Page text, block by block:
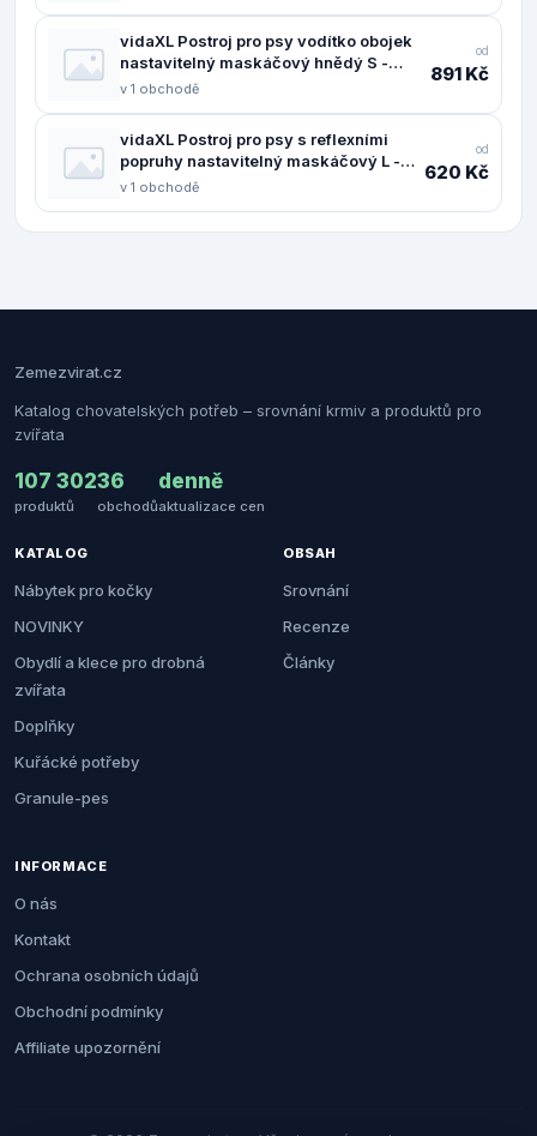
vidaXL Postroj pro psy vodítko obojek
nastavitelný maskáčový hnědý S -
11461.4013383
v 1 obchodě
od
891 Kč
vidaXL Postroj pro psy s reflexními
popruhy nastavitelný maskáčový L -
11461.4013373
v 1 obchodě
od
620 Kč
Zemezvirat.cz
Katalog chovatelských potřeb – srovnání krmiv a produktů pro
zvířata
107 302
produktů
36
obchodů
denně
aktualizace cen
KATALOG
Nábytek pro kočky
NOVINKY
Obydlí a klece pro drobná
zvířata
Doplňky
Kuřácké potřeby
Granule-pes
OBSAH
Srovnání
Recenze
Články
INFORMACE
O nás
Kontakt
Ochrana osobních údajů
Obchodní podmínky
Affiliate upozornění